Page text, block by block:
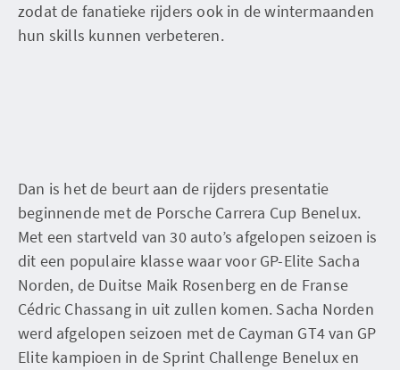
zodat de fanatieke rijders ook in de wintermaanden
hun skills kunnen verbeteren.
Dan is het de beurt aan de rijders presentatie
beginnende met de Porsche Carrera Cup Benelux.
Met een startveld van 30 auto’s afgelopen seizoen is
dit een populaire klasse waar voor GP-Elite Sacha
Norden, de Duitse Maik Rosenberg en de Franse
Cédric Chassang in uit zullen komen. Sacha Norden
werd afgelopen seizoen met de Cayman GT4 van GP
Elite kampioen in de Sprint Challenge Benelux en